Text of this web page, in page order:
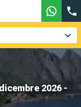
2026 -